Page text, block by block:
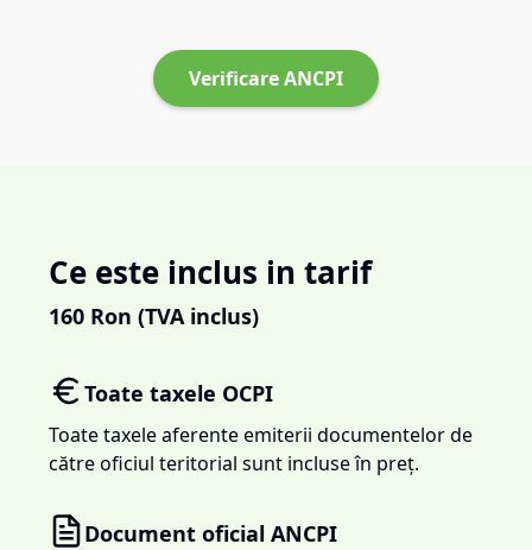
Verificare ANCPI
Ce este inclus in tarif
160 Ron (TVA inclus)
Toate taxele OCPI
Toate taxele aferente emiterii documentelor de
către oficiul teritorial sunt incluse în preț.
Document oficial ANCPI